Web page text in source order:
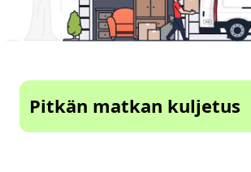
Pitkän matkan kuljetus